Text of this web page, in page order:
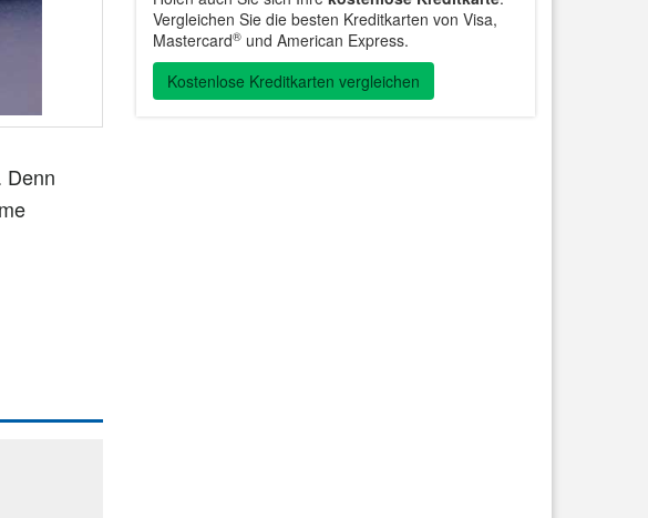
Denn
Vergleichen Sie die besten Kreditkarten von Visa,
Mastercard® und American Express.
Kostenlose Kreditkarten vergleichen